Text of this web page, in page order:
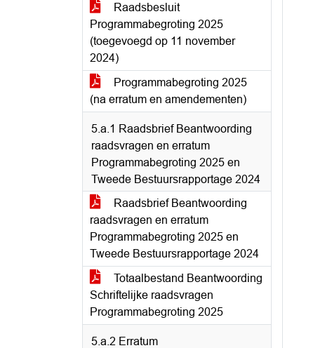
Raadsbesluit
Programmabegroting 2025
(toegevoegd op 11 november
2024)
Programmabegroting 2025
(na erratum en amendementen)
5.a.1 Raadsbrief Beantwoording
raadsvragen en erratum
Programmabegroting 2025 en
Tweede Bestuursrapportage 2024
Raadsbrief Beantwoording
raadsvragen en erratum
Programmabegroting 2025 en
Tweede Bestuursrapportage 2024
Totaalbestand Beantwoording
Schriftelijke raadsvragen
Programmabegroting 2025
5.a.2 Erratum